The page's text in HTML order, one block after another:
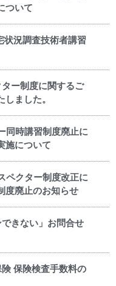
ついて
状況調査技術者講習
ー制度に関するご
ました。
同時講習制度廃止に
施について
ペクター制度改正に
度廃止のお知らせ
できない」お問合せ
保険検査手数料の